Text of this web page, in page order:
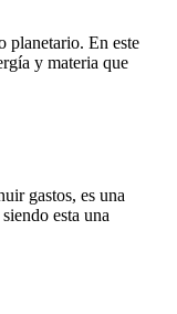
planetario. En este
y materia que
gastos, es una
esta una